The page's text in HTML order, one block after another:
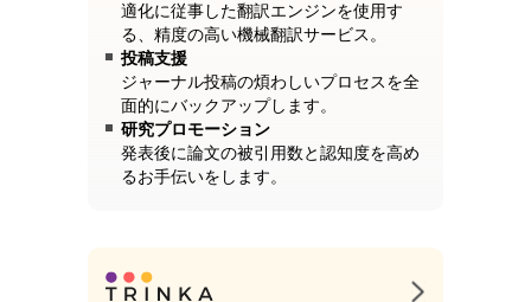
適化に従事した翻訳エンジンを使用す
る、精度の高い機械翻訳サービス。
投稿支援
ジャーナル投稿の煩わしいプロセスを全
面的にバックアップします。
研究プロモーション
発表後に論文の被引用数と認知度を高め
るお手伝いをします。